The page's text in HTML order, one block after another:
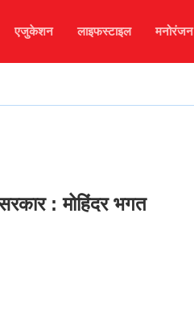
एजुकेशन लाइफस्टाइल मनोरंजन
: मोहिंदर भगत